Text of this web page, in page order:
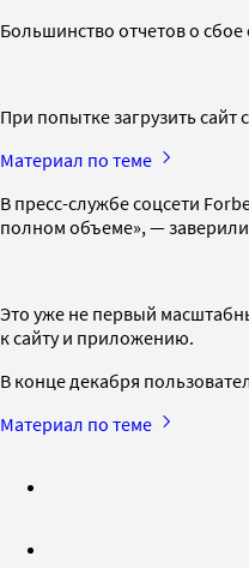
Большинство отчетов о
При попытке загрузить
Материал по теме
В пресс-службе соцсети
полном объеме», —
Это уже не первый
к сайту и приложению.
В конце декабря
Материал по теме